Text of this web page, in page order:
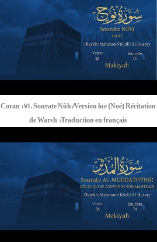
Coran :71. Sourate Nûh /Version lue (Noé) Récitation
de Warsh :Traduction en français